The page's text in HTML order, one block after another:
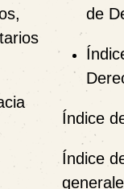
de
Índice
Índice